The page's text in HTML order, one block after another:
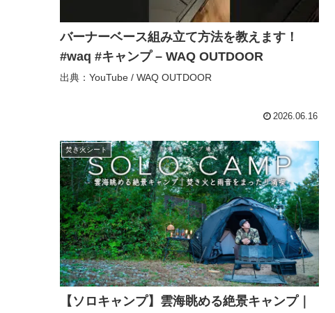
バーナーベース組み立て方法を教えます！
#waq #キャンプ – WAQ OUTDOOR
出典：YouTube / WAQ OUTDOOR
2026.06.16
焚き火シート
【ソロキャンプ】雲海眺める絶景キャンプ｜